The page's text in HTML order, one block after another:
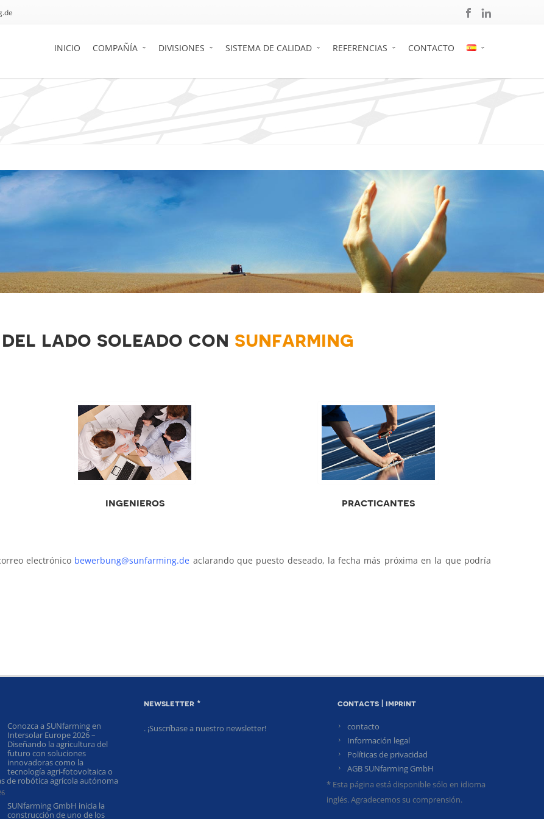
INICIO COMPAÑÍA DIVISIONES SISTEMA DE CALIDAD REFERENCIAS CONTACTO
lado soleado con sunfarming
ingenieros practicantes
electrónico bewerbung@sunfarming.de aclarando que puesto deseado, la fecha más próxima en la que podría
Conozca a SUNfarming en
Intersolar Europe 2026 –
Diseñando la agricultura del
futuro con soluciones
innovadoras como la
tecnología agri-fotovoltaica o
de robótica agrícola autónoma
SUNfarming GmbH inicia la
construcción de uno de los
newsletter *
. ¡Suscríbase a nuestro newsletter!
contacts | imprint
contacto
Información legal
Políticas de privacidad
AGB SUNfarming GmbH
* Esta página está disponible sólo en idioma
inglés. Agradecemos su comprensión.